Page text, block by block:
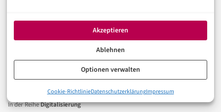
Akzeptieren
Ablehnen
Optionen verwalten
Cookie-RichtlinieDatenschutzerklärungImpressum
manchmal überraschend gut trifft – oder gruselig
daneben liegt? Schreiben Sie es in die Kommentare.
In der ReiheDigitalisierung